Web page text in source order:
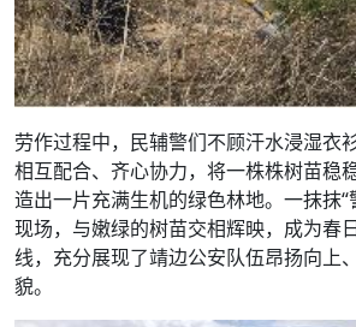
劳作过程中，民辅警们不顾汗水浸湿衣
相互配合、齐心协力，将一株株树苗稳
造出一片充满生机的绿色林地。一抹抹“
现场，与嫩绿的树苗交相辉映，成为春
线，充分展现了靖边公安队伍昂扬向上
貌。